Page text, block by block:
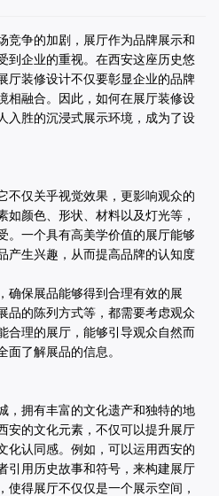
竞争的加剧，展厅作为品牌展示和
到企业的重视。在西安这座历史悠
厅装修设计不仅要彰显企业的品牌
相融合。因此，如何在展厅装修设
入胜的沉浸式展示环境，成为了设
不仅关乎视觉效果，更影响观众的
如颜色、形状、材料以及灯光等，
。一个具有高美学价值的展厅能够
产生兴趣，从而提高品牌的认知度
确保展品能够得到合理有效的展
品的陈列方式等，都需要考虑观众
合理的展厅，能够引导观众自然而
了解展品的信息。
，拥有丰富的文化遗产和独特的地
安的文化元素，不仅可以提升展厅
化认同感。例如，可以运用西安的
引用历史故事和符号，来构建展厅
使得展厅不仅仅是一个展示空间，